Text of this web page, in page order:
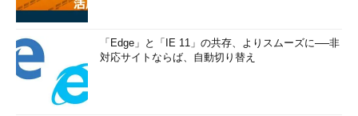
「Edge」と「IE 11」の共存、よりスムーズに──非
対応サイトならば、自動切り替え